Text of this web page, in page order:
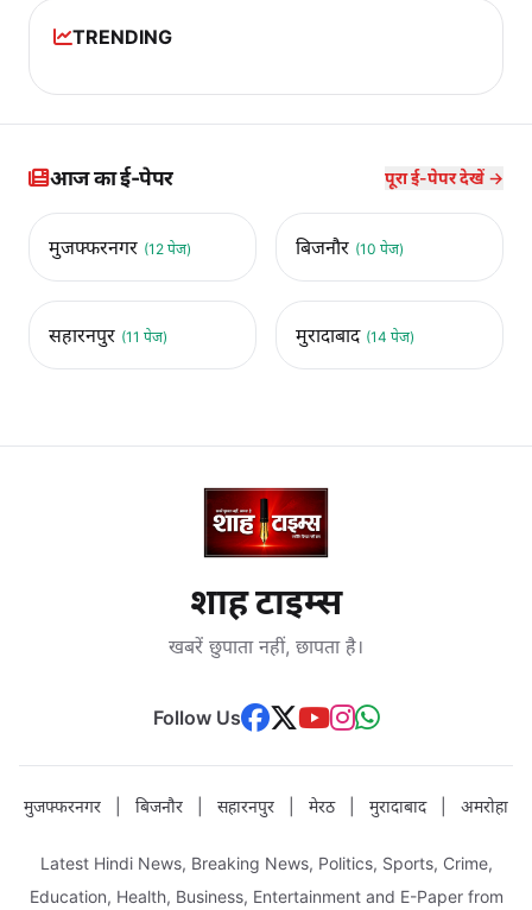
TRENDING
आज का ई-पेपर पूरा ई-पेपर देखें →
मुजफ्फरनगर (12 पेज) बिजनौर (10 पेज)
सहारनपुर (11 पेज) मुरादाबाद (14 पेज)
शाह टाइम्स
खबरें छुपाता नहीं, छापता है।
Follow Us
मुजफ्फरनगर बिजनौर सहारनपुर मेरठ मुरादाबाद अमरोहा
Latest Hindi News, Breaking News, Politics, Sports, Crime,
Education, Health, Business, Entertainment and E-Paper from